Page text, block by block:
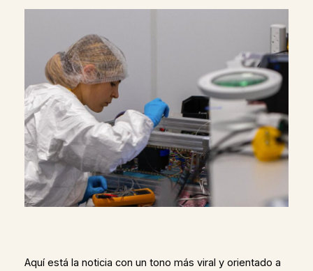
Aquí está la noticia con un tono más viral y orientado a